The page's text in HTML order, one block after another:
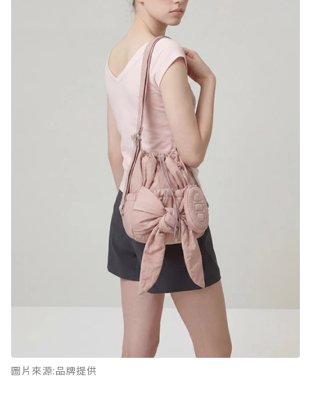
圖片來源:品牌提供